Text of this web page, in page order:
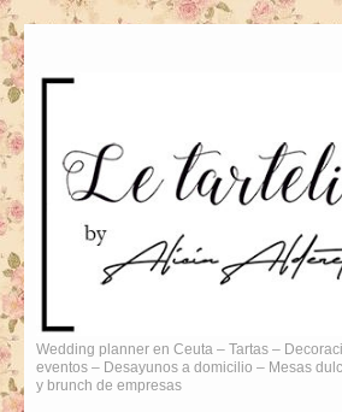
Saltar
al
(presiona
la
tecla
Wedding planner en Ceuta – Tartas –
eventos – Desayunos a domicilio – Mesas
y brunch de empresas